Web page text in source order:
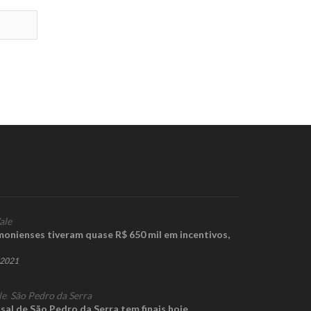
tiveram quase R$ 650 mil em incentivos,
, São Pedro da Serra